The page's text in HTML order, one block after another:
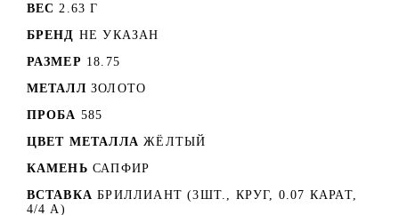
ВЕС 2.63 Г
БРЕНД НЕ УКАЗАН
РАЗМЕР 18.75
МЕТАЛЛ ЗОЛОТО
ПРОБА 585
ЦВЕТ МЕТАЛЛА ЖЁЛТЫЙ
КАМЕНЬ САПФИР
ВСТАВКА БРИЛЛИАНТ (3ШТ., КРУГ, 0.07 КАРАТ,
4/4 А)